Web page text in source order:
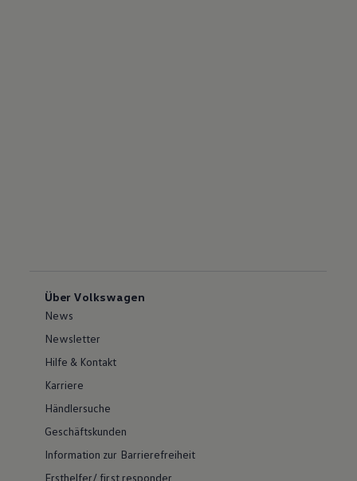
Über Volkswagen
News
Newsletter
Hilfe & Kontakt
Karriere
Händlersuche
Geschäftskunden
Information zur Barrierefreiheit
Ersthelfer/ first responder